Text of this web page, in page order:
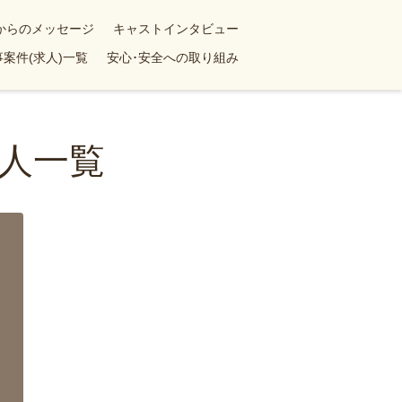
らのメッセージ
キャストインタビュー
案件(求人)一覧 安心･安全への取り組み
一覧